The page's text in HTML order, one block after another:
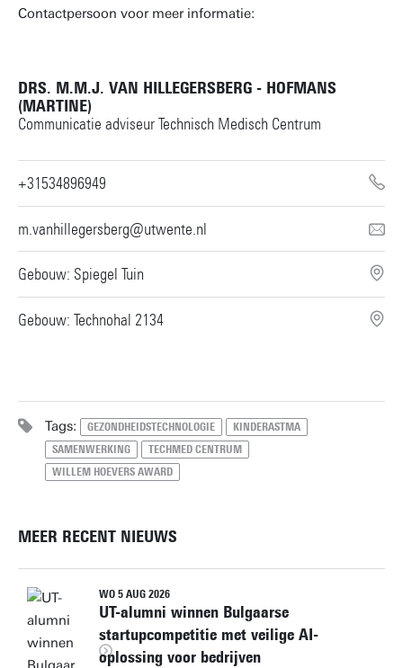
Contactpersoon voor meer informatie:
DRS. M.M.J. VAN HILLEGERSBERG - HOFMANS
(MARTINE)
Communicatie adviseur Technisch Medisch Centrum
+31534896949
m.vanhillegersberg@utwente.nl
Gebouw: Spiegel Tuin
Gebouw: Technohal 2134
Tags: GEZONDHEIDSTECHNOLOGIE
KINDERASTMA
SAMENWERKING
TECHMED CENTRUM
WILLEM HOEVERS AWARD
MEER RECENT NIEUWS
WO 5 AUG 2026
UT-alumni winnen Bulgaarse
startupcompetitie met veilige AI-
oplossing voor bedrijven